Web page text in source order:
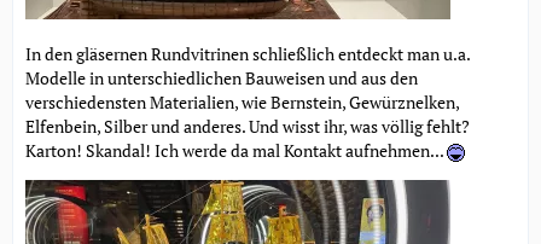
In den gläsernen Rundvitrinen schließlich entdeckt man u.a.
Modelle in unterschiedlichen Bauweisen und aus den
verschiedensten Materialien, wie Bernstein, Gewürznelken,
Elfenbein, Silber und anderes. Und wisst ihr, was völlig fehlt?
Karton! Skandal! Ich werde da mal Kontakt aufnehmen...